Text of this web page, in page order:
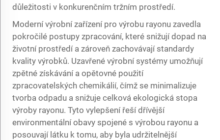
důležitosti v konkurenčním tržním prostředí.
Moderní výrobní zařízení pro výrobu rayonu zavedla
pokročilé postupy zpracování, které snižují dopad na
životní prostředí a zároveň zachovávají standardy
kvality výrobků. Uzavřené výrobní systémy umožňují
zpětné získávání a opětovné použití
zpracovatelských chemikálií, čímž se minimalizuje
tvorba odpadu a snižuje celková ekologická stopa
výroby rayonu. Tyto vylepšení řeší dřívější
environmentální obavy spojené s výrobou rayonu a
posouvají látku k tomu, aby byla udržitelnější